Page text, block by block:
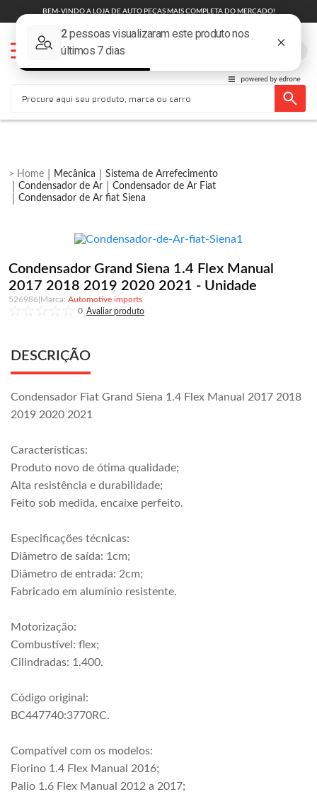
BEM-VINDO A LOJA DE AUTO PEÇAS MAIS COMPLETA DO MERCADO!
Mecânica
Sistema de Arrefecimento
Condensador de Ar
Condensador de Ar Fiat
Condensador de Ar fiat Siena
Condensador Grand Siena 1.4 Flex Manual
2017 2018 2019 2020 2021 - Unidade
526986
Automotive imports
0
DESCRIÇÃO
Condensador Fiat Grand Siena 1.4 Flex Manual 2017 2018
2019 2020 2021
Características:
Produto novo de ótima qualidade;
Alta resistência e durabilidade;
Feito sob medida, encaixe perfeito.
Especificações técnicas:
Diâmetro de saída: 1cm;
Diâmetro de entrada: 2cm;
Fabricado em alumínio resistente.
Motorização:
Combustível: flex;
Cilindradas: 1.400.
Código original:
BC447740:3770RC.
Compatível com os modelos:
Fiorino 1.4 Flex Manual 2016;
Palio 1.6 Flex Manual 2012 a 2017;